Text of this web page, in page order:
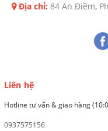
Địa chỉ: 84 An Điềm,
Liên hệ
Hotline tư vấn & giao hàng
0937575156